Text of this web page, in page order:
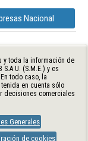
Nacional
y toda la información de
(S.M.E.) y es
todo caso, la
en cuenta sólo
decisiones comerciales
Generales
de cookies